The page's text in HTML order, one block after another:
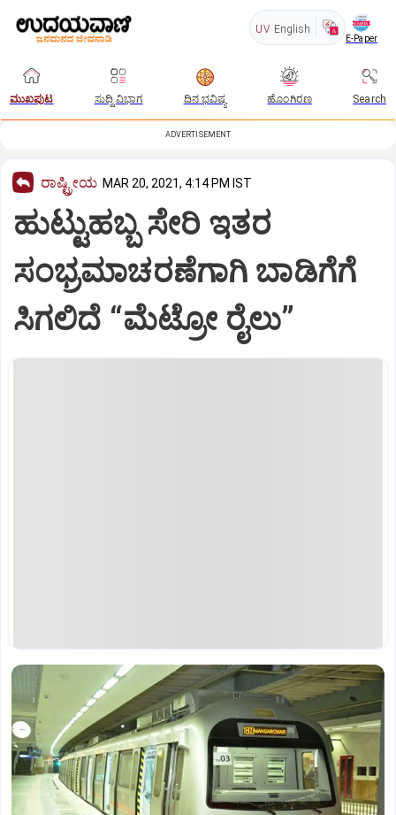
UV English
E-Paper
ಮುಖಪುಟ ಸುದ್ದಿ ವಿಭಾಗ ದಿನ ಭವಿಷ್ಯ ಹೊಂಗಿರಣ Search
ADVERTISEMENT
ರಾಷ್ಟ್ರೀಯ MAR 20, 2021, 4:14 PM IST
ಹುಟ್ಟುಹಬ್ಬ ಸೇರಿ ಇತರ
ಸಂಭ್ರಮಾಚರಣೆಗಾಗಿ ಬಾಡಿಗೆಗೆ
ಸಿಗಲಿದೆ “ಮೆಟ್ರೋ ರೈಲು”